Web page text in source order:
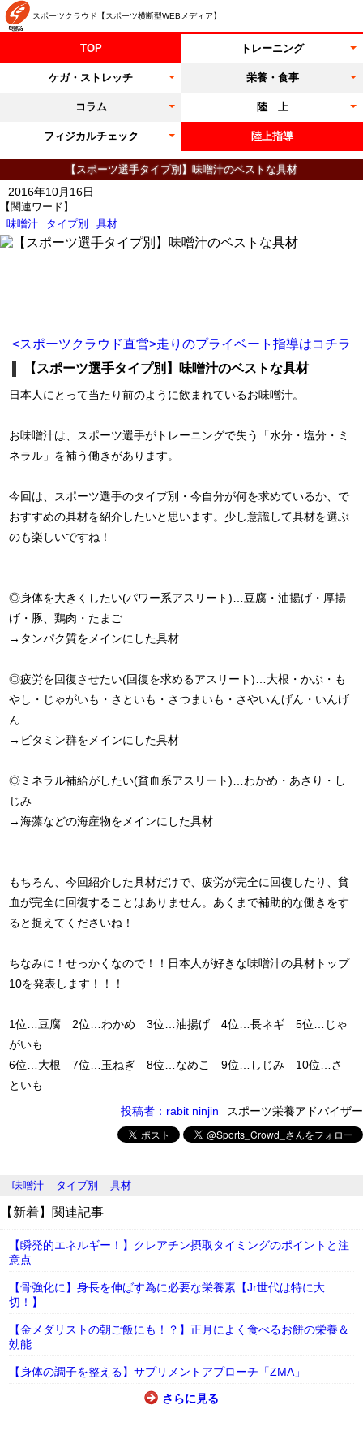
スポーツクラウド【スポーツ横断型WEBメディア】
TOP トレーニング
ケガ・ストレッチ 栄養・食事
コラム 陸 上
フィジカルチェック 陸上指導
【スポーツ選手タイプ別】味噌汁のベストな具材
【関連ワード】
味噌汁
タイプ別 具材
2016年10月16日
<スポーツクラウド直営>走りのプライベート指導はコチラ
【スポーツ選手タイプ別】味噌汁のベストな具材
日本人にとって当たり前のように飲まれているお味噌汁。
お味噌汁は、スポーツ選手がトレーニングで失う「水分・塩分・ミ
ネラル」を補う働きがあります。
今回は、スポーツ選手のタイプ別・今自分が何を求めているか、で
おすすめの具材を紹介したいと思います。少し意識して具材を選ぶ
のも楽しいですね！
◎身体を大きくしたい(パワー系アスリート)…豆腐・油揚げ・厚揚
げ・豚、鶏肉・たまご
→タンパク質をメインにした具材
◎疲労を回復させたい(回復を求めるアスリート)…大根・かぶ・も
やし・じゃがいも・さといも・さつまいも・さやいんげん・いんげ
ん
→ビタミン群をメインにした具材
◎ミネラル補給がしたい(貧血系アスリート)…わかめ・あさり・し
じみ
→海藻などの海産物をメインにした具材
もちろん、今回紹介した具材だけで、疲労が完全に回復したり、貧
血が完全に回復することはありません。あくまで補助的な働きをす
ると捉えてくださいね！
ちなみに！せっかくなので！！日本人が好きな味噌汁の具材トップ
10を発表します！！！
1位…豆腐 2位…わかめ 3位…油揚げ 4位…長ネギ 5位…じゃ
がいも
6位…大根 7位…玉ねぎ 8位…なめこ 9位…しじみ 10位…さ
といも
投稿者：rabit ninjin
スポーツ栄養アドバイザー
味噌汁 タイプ別 具材
【新着】関連記事
【瞬発的エネルギー！】クレアチン摂取タイミングのポイントと注
意点
【骨強化に】身長を伸ばす為に必要な栄養素【Jr世代は特に大
切！】
【金メダリストの朝ご飯にも！？】正月によく食べるお餅の栄養＆
効能
【身体の調子を整える】サプリメントアプローチ「ZMA」
さらに見る